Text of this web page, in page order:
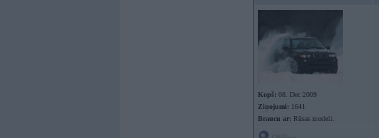
Kopš: 08. Dec 2009
Ziņojumi: 1641
Braucu ar: Rūsas modeli.